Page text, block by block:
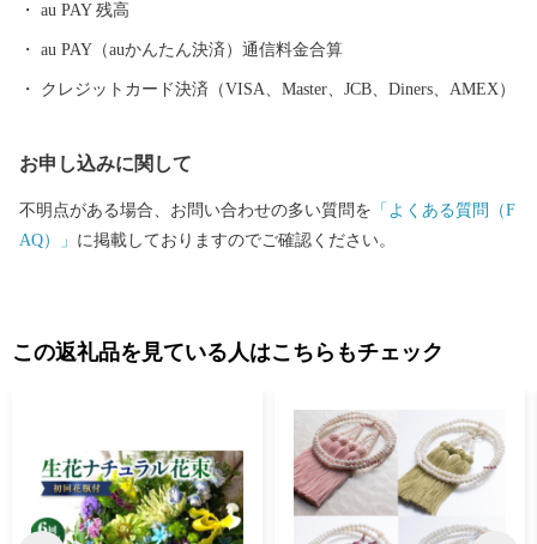
感じていただけましたら幸いです。 皆様の「こころのふるさと」
となれるよう、まごころ込めた返礼品をお送りします。 ぜひ実際
に玄海町にも訪れてみてください！ お待ちしております。
au PAY 残高
au PAY（auかんたん決済）通信料金合算
クレジットカード決済（VISA、Master、JCB、Diners、AMEX）
お申し込みに関して
不明点がある場合、お問い合わせの多い質問を 「よくある質問（F
AQ）」 に掲載しておりますのでご確認ください。
この返礼品を見ている人はこちらもチェック